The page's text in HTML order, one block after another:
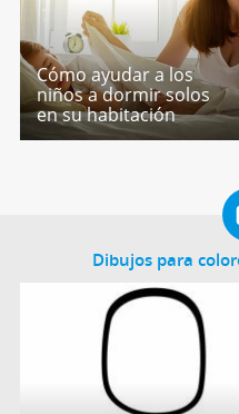
Cómo ayudar a los
niños a dormir solos
en su habitación
Dibujos para